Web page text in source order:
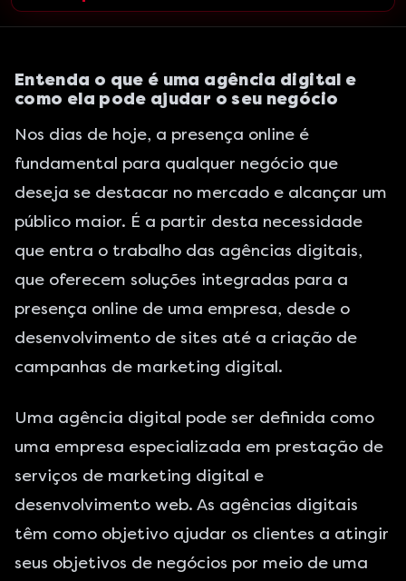
Entenda o que é uma agência digital e
como ela pode ajudar o seu negócio
Nos dias de hoje, a presença online é
fundamental para qualquer negócio que
deseja se destacar no mercado e alcançar um
público maior. É a partir desta necessidade
que entra o trabalho das agências digitais,
que oferecem soluções integradas para a
presença online de uma empresa, desde o
desenvolvimento de sites até a criação de
campanhas de marketing digital.
Uma agência digital pode ser definida como
uma empresa especializada em prestação de
serviços de marketing digital e
desenvolvimento web. As agências digitais
têm como objetivo ajudar os clientes a atingir
seus objetivos de negócios por meio de uma